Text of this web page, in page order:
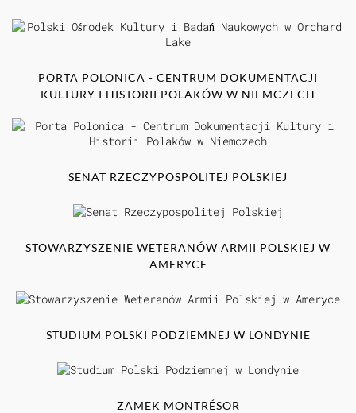
PORTA POLONICA - CENTRUM DOKUMENTACJI
KULTURY I HISTORII POLAKÓW W NIEMCZECH
SENAT RZECZYPOSPOLITEJ POLSKIEJ
STOWARZYSZENIE WETERANÓW ARMII POLSKIEJ W
AMERYCE
STUDIUM POLSKI PODZIEMNEJ W LONDYNIE
ZAMEK MONTRÉSOR